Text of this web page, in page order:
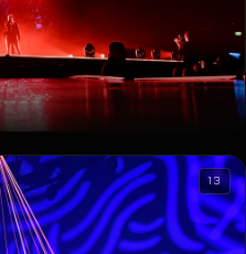
13